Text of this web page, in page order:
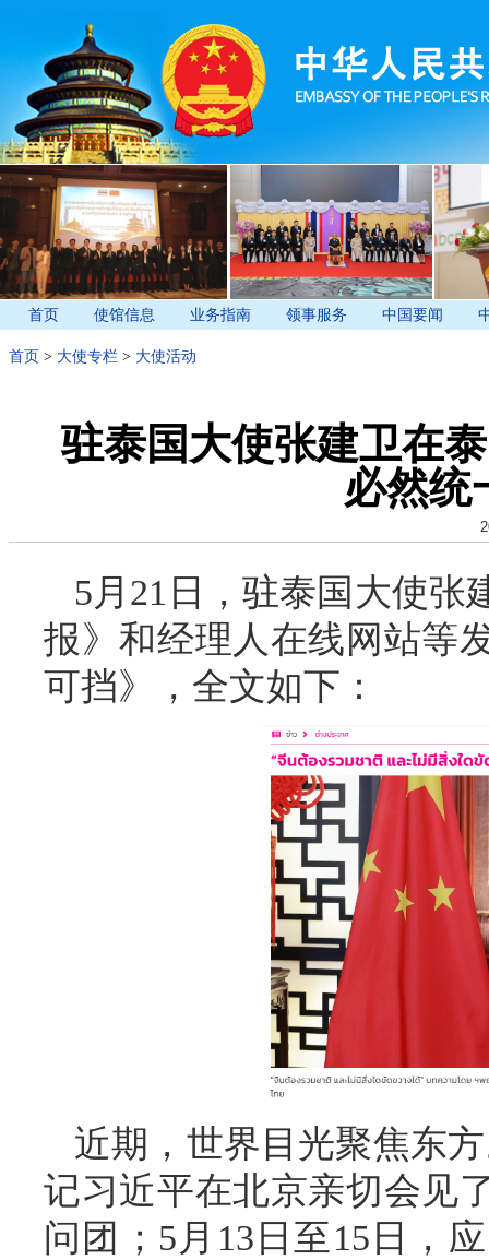
首页 使馆信息 业务指南 领事服务 中国要闻
首页 > 大使专栏 > 大使活动
驻泰国大使张建卫在
必然统
5月21日，驻泰国大使张
报》和经理人在线网站等
可挡》，全文如下：
近期，世界目光聚焦东
记习近平在北京亲切会见
问团；5月13日至15日，